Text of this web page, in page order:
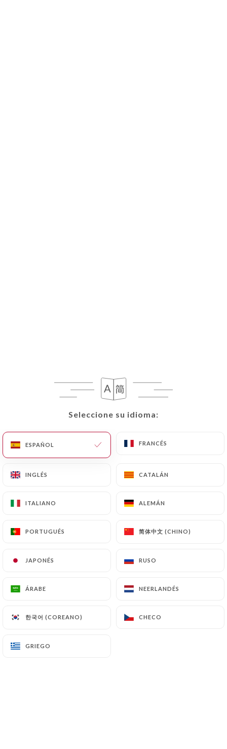
Seleccione su idioma:
ESPAÑOL FRANCÉS
INGLÉS CATALÁN
ITALIANO ALEMÁN
PORTUGUÉS 简体中文 (CHINO)
JAPONÉS RUSO
ÁRABE NEERLANDÉS
한국어 (COREANO) CHECO
GRIEGO
Seleccione su idioma:
ESPAÑOL FRANCÉS
INGLÉS CATALÁN
ITALIANO ALEMÁN
PORTUGUÉS 简体中文 (CHINO)
JAPONÉS RUSO
ÁRABE NEERLANDÉS
한국어 (COREANO) CHECO
GRIEGO